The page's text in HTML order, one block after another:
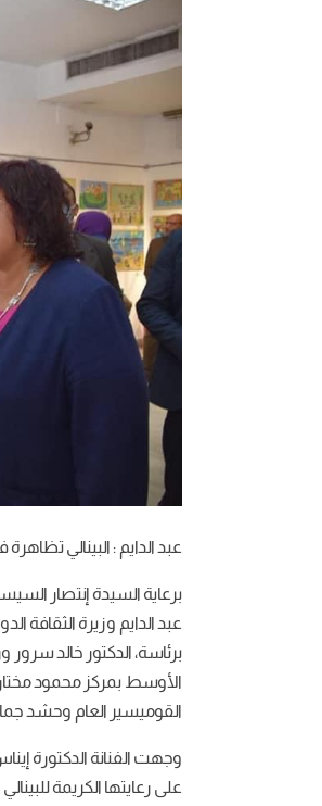
عبد الدايم : البينالي
برعاية السيدة إنتصار
عبد الدايم وزيرة الثقافة
برئاسة، الدكتور خالد
الأوسط بمركز محمود
القوميسير العام وحشد
وجهت الفنانة الدكتورة
على رعايتها الكريمة